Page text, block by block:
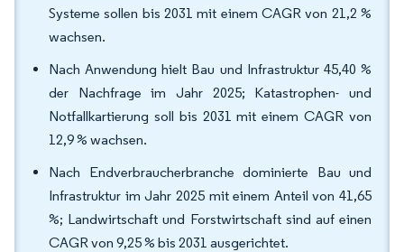
Systeme sollen bis 2031 mit einem CAGR von 21,2 %
wachsen.
Nach Anwendung hielt Bau und Infrastruktur 45,40 %
der Nachfrage im Jahr 2025; Katastrophen- und
Notfallkartierung soll bis 2031 mit einem CAGR von
12,9 % wachsen.
Nach Endverbraucherbranche dominierte Bau und
Infrastruktur im Jahr 2025 mit einem Anteil von 41,65
%; Landwirtschaft und Forstwirtschaft sind auf einen
CAGR von 9,25 % bis 2031 ausgerichtet.